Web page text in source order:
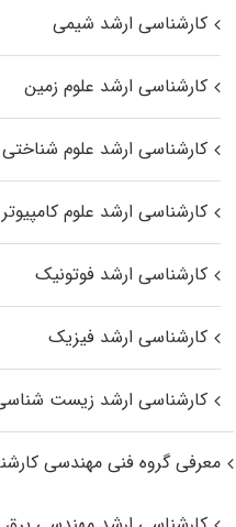
کارشناسی ارشد شیمی
کارشناسی ارشد علوم زمین
کارشناسی ارشد علوم شناختی
کارشناسی ارشد علوم کامپیوتر
کارشناسی ارشد فوتونیک
کارشناسی ارشد فیزیک
کارشناسی ارشد زیست‌
معرفی گروه فنی مهندسی